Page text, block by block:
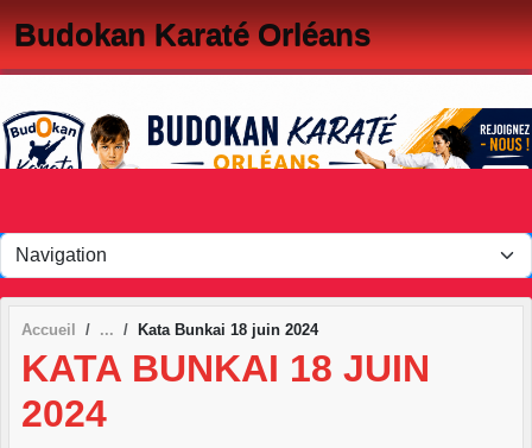
Budokan Karaté Orléans
Accueil Kata Bunkai 18 juin 2024
KATA BUNKAI 18 JUIN
2024